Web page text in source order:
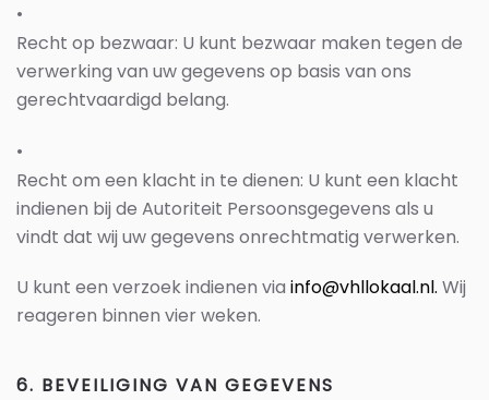
•
Recht op bezwaar: U kunt bezwaar maken tegen de
verwerking van uw gegevens op basis van ons
gerechtvaardigd belang.
•
Recht om een klacht in te dienen: U kunt een klacht
indienen bij de Autoriteit Persoonsgegevens als u
vindt dat wij uw gegevens onrechtmatig verwerken.
U kunt een verzoek indienen via info@vhllokaal.nl. Wij
reageren binnen vier weken.
6. BEVEILIGING VAN GEGEVENS